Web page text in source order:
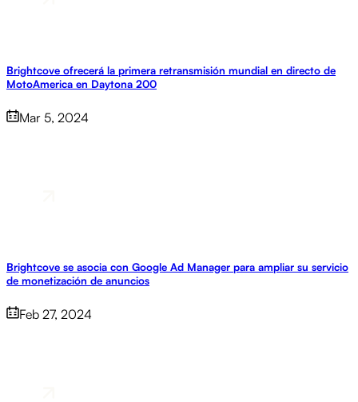
Brightcove ofrecerá la primera retransmisión mundial en directo de
MotoAmerica en Daytona 200
Mar 5, 2024
Brightcove se asocia con Google Ad Manager para ampliar su servicio
de monetización de anuncios
Feb 27, 2024